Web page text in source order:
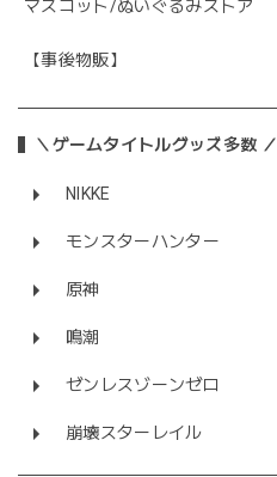
マスコット/ぬいぐるみストア
【事後物販】
＼ゲームタイトルグッズ多数 ／
NIKKE
モンスターハンター
原神
鳴潮
ゼンレスゾーンゼロ
崩壊スターレイル